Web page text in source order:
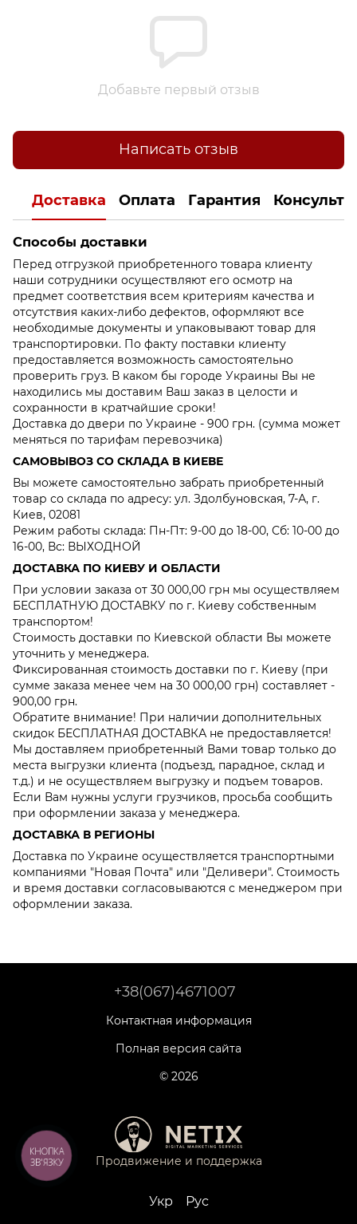
Добавьте первый отзыв
Написать отзыв
Доставка Оплата Гарантия
Способы доставки
Перед отгрузкой приобретенного товара клиенту
наши сотрудники осуществляют его осмотр на
предмет соответствия всем критериям качества и
отсутствия каких-либо дефектов, оформляют все
необходимые документы и упаковывают товар для
транспортировки. По факту поставки клиенту
предоставляется возможность самостоятельно
проверить груз. В каком бы городе Украины Вы не
находились мы доставим Ваш заказ в целости и
сохранности в кратчайшие сроки!
Доставка до двери по Украине - 900 грн. (сумма может
меняться по тарифам перевозчика)
САМОВЫВОЗ СО СКЛАДА В КИЕВЕ
Вы можете самостоятельно забрать приобретенный
товар со склада по адресу: ул. Здолбуновская, 7-А, г.
Киев, 02081
Режим работы склада: Пн-Пт: 9-00 до 18-00, Сб: 10-00 до
16-00, Вс: ВЫХОДНОЙ
ДОСТАВКА ПО КИЕВУ И ОБЛАСТИ
При условии заказа от 30 000,00 грн мы осуществляем
БЕСПЛАТНУЮ ДОСТАВКУ по г. Киеву собственным
транспортом!
Стоимость доставки по Киевской области Вы можете
уточнить у менеджера.
Фиксированная стоимость доставки по г. Киеву (при
сумме заказа менее чем на 30 000,00 грн) составляет -
900,00 грн.
Обратите внимание! При наличии дополнительных
скидок БЕСПЛАТНАЯ ДОСТАВКА не предоставляется!
Мы доставляем приобретенный Вами товар только до
места выгрузки клиента (подъезд, парадное, склад и
т.д.) и не осуществляем выгрузку и подъем товаров.
Если Вам нужны услуги грузчиков, просьба сообщить
при оформлении заказа у менеджера.
ДОСТАВКА В РЕГИОНЫ
Доставка по Украине осуществляется транспортными
компаниями "Новая Почта" или "Деливери". Стоимость
и время доставки согласовываются с менеджером при
оформлении заказа.
+38(067)4671007
Контактная информация
Полная версия сайта
© 2026
Продвижение и поддержка
Укр Рус
КНОПКА
ЗВ'ЯЗКУ